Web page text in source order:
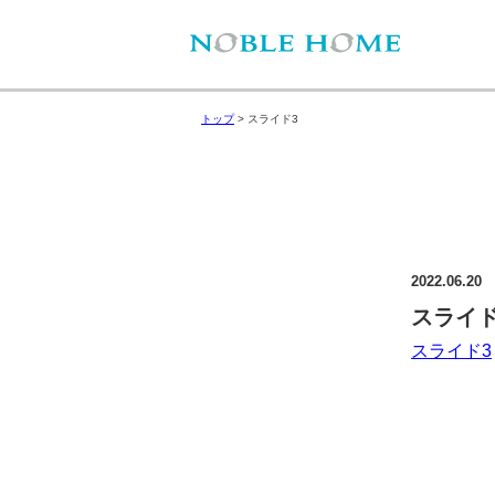
トップ> スライド3
2022.06.20
スライ
スライド3